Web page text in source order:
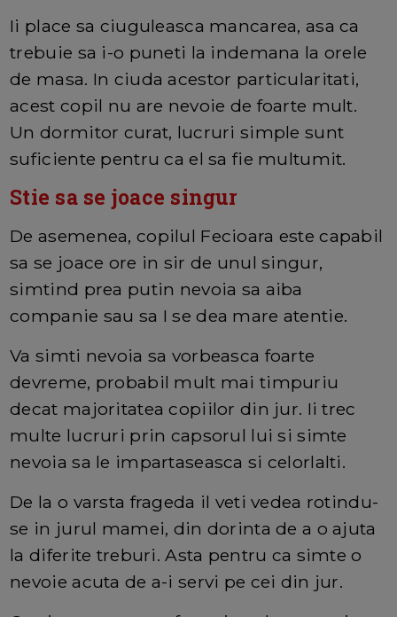
Ii place sa ciuguleasca mancarea, asa ca
trebuie sa i-o puneti la indemana la orele
de masa. In ciuda acestor particularitati,
acest copil nu are nevoie de foarte mult.
Un dormitor curat, lucruri simple sunt
suficiente pentru ca el sa fie multumit.
Stie sa se joace singur
De asemenea, copilul Fecioara este capabil
sa se joace ore in sir de unul singur,
simtind prea putin nevoia sa aiba
companie sau sa I se dea mare atentie.
Va simti nevoia sa vorbeasca foarte
devreme, probabil mult mai timpuriu
decat majoritatea copiilor din jur. Ii trec
multe lucruri prin capsorul lui si simte
nevoia sa le impartaseasca si celorlalti.
De la o varsta frageda il veti vedea rotindu-
se in jurul mamei, din dorinta de a o ajuta
la diferite treburi. Asta pentru ca simte o
nevoie acuta de a-i servi pe cei din jur.